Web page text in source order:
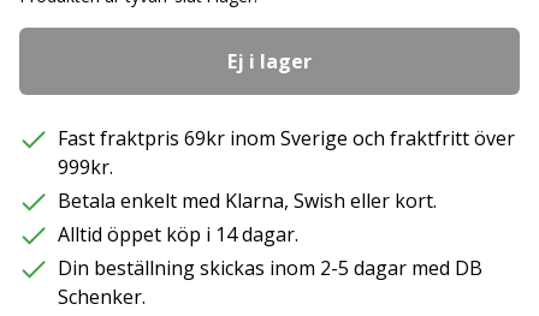
Ej i lager
Fast fraktpris 69kr inom Sverige och fraktfritt över
999kr.
Betala enkelt med Klarna, Swish eller kort.
Alltid öppet köp i 14 dagar.
Din beställning skickas inom 2-5 dagar med DB
Schenker.